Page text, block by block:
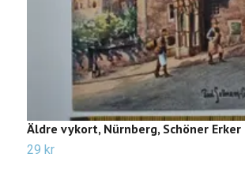
Äldre vykort, Nürnberg, Schöner Erker
29 kr